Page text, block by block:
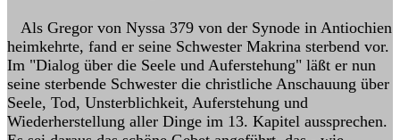
Als Gregor von Nyssa 379 von der Synode in Antiochien
heimkehrte, fand er seine Schwester Makrina sterbend vor.
Im "Dialog über die Seele und Auferstehung" läßt er nun
seine sterbende Schwester die christliche Anschauung über
Seele, Tod, Unsterblichkeit, Auferstehung und
Wiederherstellung aller Dinge im 13. Kapitel aussprechen.